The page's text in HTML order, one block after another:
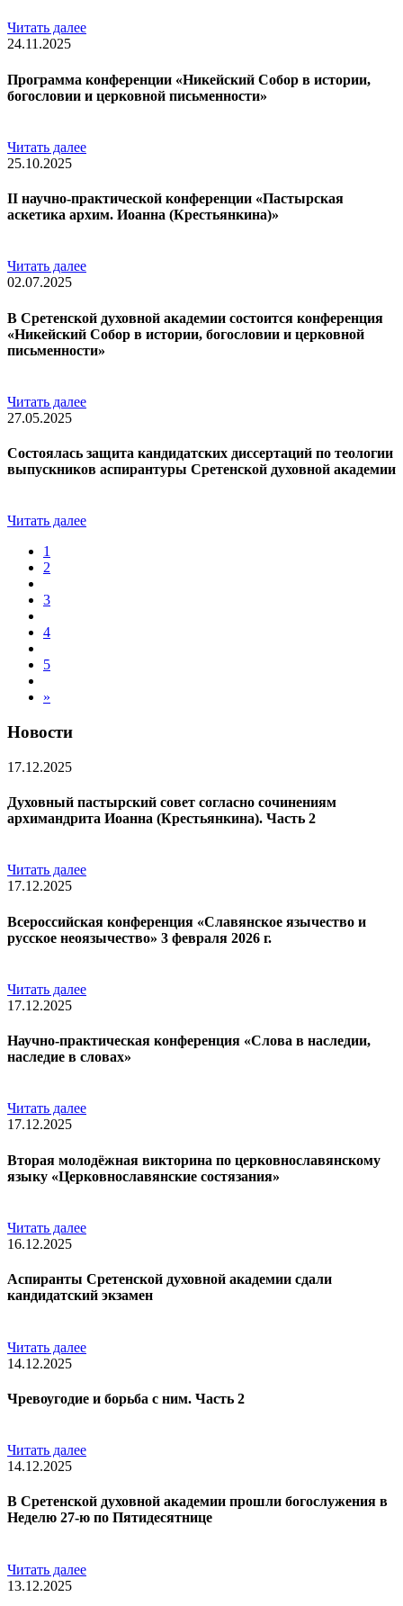
Читать далее
24.11.2025
Программа конференции «Никейский Собор в истории,
богословии и церковной письменности»
Читать далее
25.10.2025
II научно-практической конференции «Пастырская
аскетика архим. Иоанна (Крестьянкина)»
Читать далее
02.07.2025
В Сретенской духовной академии состоится конференция
«Никейский Собор в истории, богословии и церковной
письменности»
Читать далее
27.05.2025
Состоялась защита кандидатских диссертаций по теологии
выпускников аспирантуры Сретенской духовной академии
Читать далее
1
2
3
4
5
»
Новости
17.12.2025
Духовный пастырский совет согласно сочинениям
архимандрита Иоанна (Крестьянкина). Часть 2
Читать далее
17.12.2025
Всероссийская конференция «Славянское язычество и
русское неоязычество» 3 февраля 2026 г.
Читать далее
17.12.2025
Научно-практическая конференция «Слова в наследии,
наследие в словах»
Читать далее
17.12.2025
Вторая молодёжная викторина по церковнославянскому
языку «Церковнославянские состязания»
Читать далее
16.12.2025
Аспиранты Сретенской духовной академии сдали
кандидатский экзамен
Читать далее
14.12.2025
Чревоугодие и борьба с ним. Часть 2
Читать далее
14.12.2025
В Сретенской духовной академии прошли богослужения в
Неделю 27-ю по Пятидесятнице
Читать далее
13.12.2025